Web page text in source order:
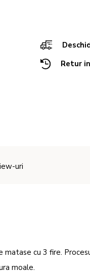
Retur
uri
cu 3 fire.
moale.